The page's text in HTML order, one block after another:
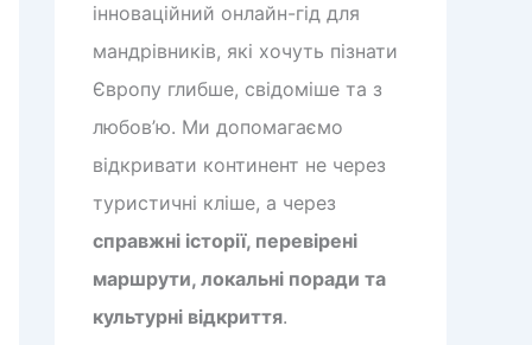
інноваційний онлайн-гід для
мандрівників, які хочуть пізнати
Європу глибше, свідоміше та з
любов’ю. Ми допомагаємо
відкривати континент не через
туристичні кліше, а через
справжні історії, перевірені
маршрути, локальні поради та
культурні відкриття.